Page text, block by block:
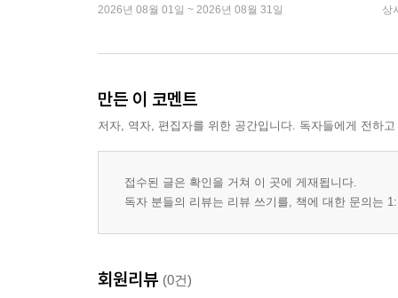
2026년 08월 01일 ~ 2026년 08월 31일 상
만든 이 코멘트
저자, 역자, 편집자를 위한 공간입니다. 독자들에게 전하
접수된 글은 확인을 거쳐 이 곳에 게재됩니다.
독자 분들의 리뷰는 리뷰 쓰기를, 책에 대한 문의는
회원리뷰 (0건)